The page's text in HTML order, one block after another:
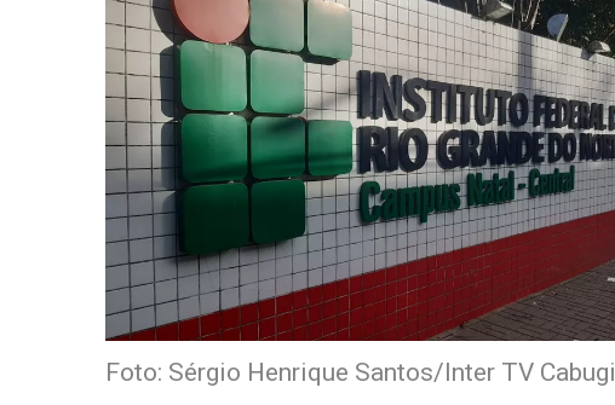
Foto: Sérgio Henrique Santos/Inter TV Cabugi